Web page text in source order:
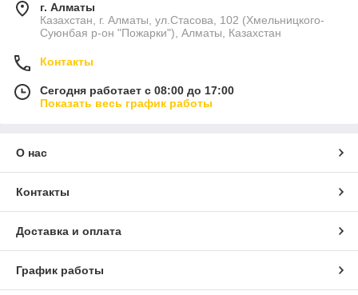
г. Алматы
Казахстан, г. Алматы, ул.Стасова, 102 (Хмельницкого-
Суюнбая р-он "Пожарки"), Алматы, Казахстан
Контакты
Сегодня работает с 08:00 до 17:00
Показать весь график работы
О нас
Контакты
Доставка и оплата
График работы